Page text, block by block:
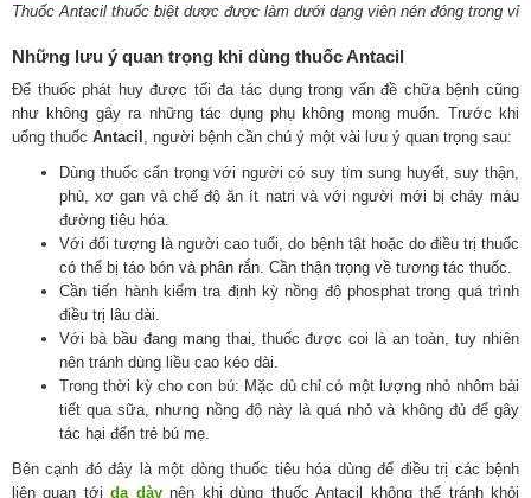
Thuốc Antacil thuốc biệt dược được làm dưới dạng viên nén đóng trong vỉ
Những lưu ý quan trọng khi dùng thuốc Antacil
Để thuốc phát huy được tối đa tác dụng trong vấn đề chữa bệnh cũng
như không gây ra những tác dụng phụ không mong muốn. Trước khi
uống thuốc Antacil , người bệnh cần chú ý một vài lưu ý quan trọng sau:
Dùng thuốc cẩn trọng với người có suy tim sung huyết, suy thận,
phù, xơ gan và chế độ ăn ít natri và với người mới bị chảy máu
đường tiêu hóa.
Với đối tượng là người cao tuổi, do bệnh tật hoặc do điều trị thuốc
có thể bị táo bón và phân rắn. Cần thận trọng về tương tác thuốc.
Cần tiến hành kiểm tra định kỳ nồng độ phosphat trong quá trình
điều trị lâu dài.
Với bà bầu đang mang thai, thuốc được coi là an toàn, tuy nhiên
nên tránh dùng liều cao kéo dài.
Trong thời kỳ cho con bú: Mặc dù chỉ có một lượng nhỏ nhôm bài
tiết qua sữa, nhưng nồng độ này là quá nhỏ và không đủ để gây
tác hại đến trẻ bú mẹ.
Bên cạnh đó đây là một dòng thuốc tiêu hóa dùng để điều trị các bệnh
liên quan tớidạ dàynên khi dùng thuốc Antacil không thể tránh khỏi